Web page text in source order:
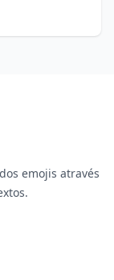
emojis através